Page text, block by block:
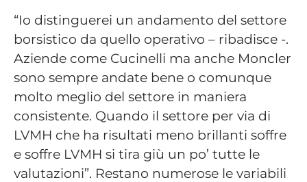
“Io distinguerei un andamento del settore
borsistico da quello operativo – ribadisce -.
Aziende come Cucinelli ma anche Moncler
sono sempre andate bene o comunque
molto meglio del settore in maniera
consistente. Quando il settore per via di
LVMH che ha risultati meno brillanti soffre
e soffre LVMH si tira giù un po’ tutte le
valutazioni”. Restano numerose le variabili